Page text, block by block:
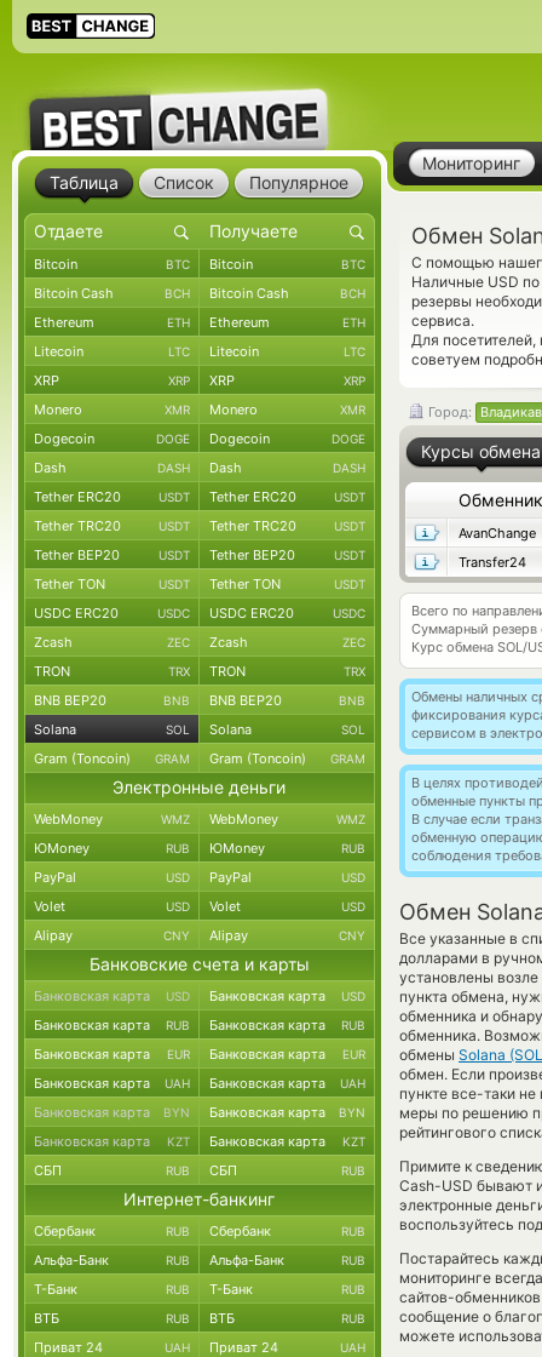
Мониторинг
Обмен
С помощью
Наличные USD
резервы
сервиса.
Для
советуем
Город:
Курсы обмена
Обменник
AvanChange
Transfer24
Всего по
Суммарный резерв
Курс обмена SOL/
Обмены наличных
фиксирования
сервисом в
В целях
обменные пункты
В случае если
обменную
соблюдения
Обмен
Все указанные в
долларами в
установлены
пункта обмена,
обменника и
обменника.
обмены Solana
обмен. Если
пункте все-таки
меры по решению
рейтингового
Примите к
Cash-USD бывают
электронные
воспользуйтесь
Постарайтесь
мониторинге
сайтов-
сообщение о
можете
Таблица Список Популярное
Bitcoin BTC Bitcoin BTC
Bitcoin Cash BCH Bitcoin Cash BCH
Ethereum ETH Ethereum ETH
Litecoin LTC Litecoin LTC
XRP XRP XRP XRP
Monero XMR Monero XMR
Dogecoin DOGE Dogecoin DOGE
Dash DASH Dash DASH
Tether ERC20 USDT Tether ERC20 USDT
Tether TRC20 USDT Tether TRC20 USDT
Tether BEP20 USDT Tether BEP20 USDT
Tether TON USDT Tether TON USDT
USDC ERC20 USDC USDC ERC20 USDC
Zcash ZEC Zcash ZEC
TRON TRX TRON TRX
BNB BEP20 BNB BNB BEP20 BNB
Solana SOL Solana SOL
Gram (Toncoin) GRAM Gram (Toncoin) GRAM
Электронные деньги
WebMoney WMZ WebMoney WMZ
ЮMoney RUB ЮMoney RUB
PayPal USD PayPal USD
Volet USD Volet USD
Alipay CNY Alipay CNY
Банковские счета и карты
Банковская карта USD Банковская карта USD
Банковская карта RUB Банковская карта RUB
Банковская карта EUR Банковская карта EUR
Банковская карта UAH Банковская карта UAH
Банковская карта BYN Банковская карта BYN
Банковская карта KZT Банковская карта KZT
СБП RUB СБП RUB
Интернет-банкинг
Сбербанк RUB Сбербанк RUB
Альфа-Банк RUB Альфа-Банк RUB
Т-Банк RUB Т-Банк RUB
ВТБ RUB ВТБ RUB
Приват 24 UAH Приват 24 UAH